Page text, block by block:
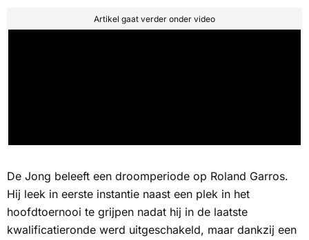
Artikel gaat verder onder video
De Jong beleeft een droomperiode op Roland Garros.
Hij leek in eerste instantie naast een plek in het
hoofdtoernooi te grijpen nadat hij in de laatste
kwalificatieronde werd uitgeschakeld, maar dankzij een